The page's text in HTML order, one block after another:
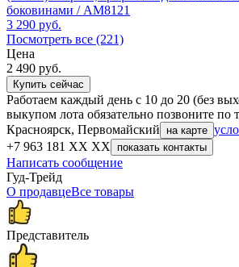
боковинами / AM8121
3 290 руб.
Посмотреть все (221)
Цена
2 490 руб.
Купить сейчас
Работаем каждый день с 10 до 20 (без
выкупом лота обязательно позвоните по
Красноярск, Первомайский
на карте
+7 963 181 XX XX
показать контакты
Написать сообщение
Гуд-Трейд
О продавцеВсе товары
Представитель